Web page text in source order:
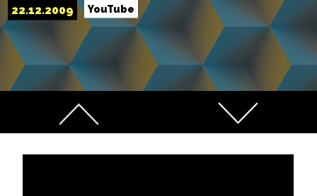
22.12.2009 YouTube